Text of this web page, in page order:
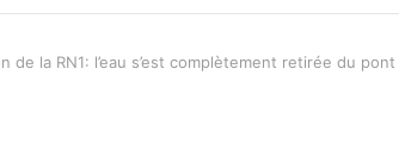
de la RN1: l’eau s’est complètement retirée du